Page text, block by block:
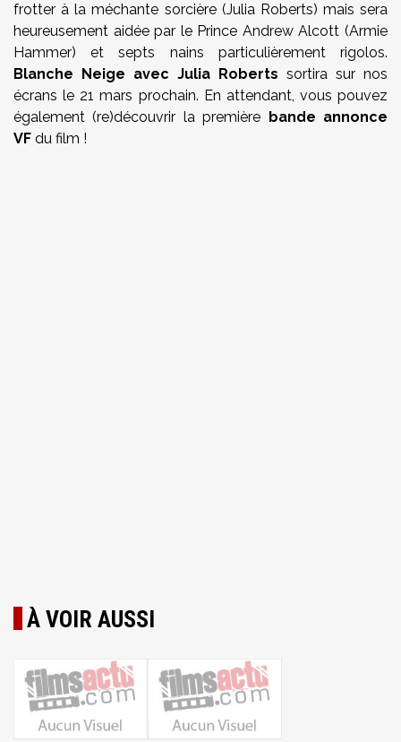
frotter à la méchante sorcière (Julia Roberts) mais sera
heureusement aidée par le Prince Andrew Alcott (Armie
Hammer) et septs nains particulièrement rigolos.
Blanche Neige avec Julia Roberts sortira sur nos
écrans le 21 mars prochain. En attendant, vous pouvez
également (re)découvrir la première bande annonce
VF du film !
À VOIR AUSSI